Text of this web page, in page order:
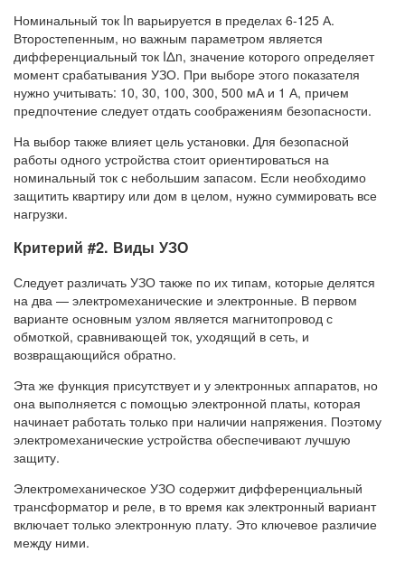
Номинальный ток In варьируется в пределах 6-125 А.
Второстепенным, но важным параметром является
дифференциальный ток IΔn, значение которого определяет
момент срабатывания УЗО. При выборе этого показателя
нужно учитывать: 10, 30, 100, 300, 500 мА и 1 А, причем
предпочтение следует отдать соображениям безопасности.
На выбор также влияет цель установки. Для безопасной
работы одного устройства стоит ориентироваться на
номинальный ток с небольшим запасом. Если необходимо
защитить квартиру или дом в целом, нужно суммировать все
нагрузки.
Критерий #2. Виды УЗО
Следует различать УЗО также по их типам, которые делятся
на два — электромеханические и электронные. В первом
варианте основным узлом является магнитопровод с
обмоткой, сравнивающей ток, уходящий в сеть, и
возвращающийся обратно.
Эта же функция присутствует и у электронных аппаратов, но
она выполняется с помощью электронной платы, которая
начинает работать только при наличии напряжения. Поэтому
электромеханические устройства обеспечивают лучшую
защиту.
Электромеханическое УЗО содержит дифференциальный
трансформатор и реле, в то время как электронный вариант
включает только электронную плату. Это ключевое различие
между ними.